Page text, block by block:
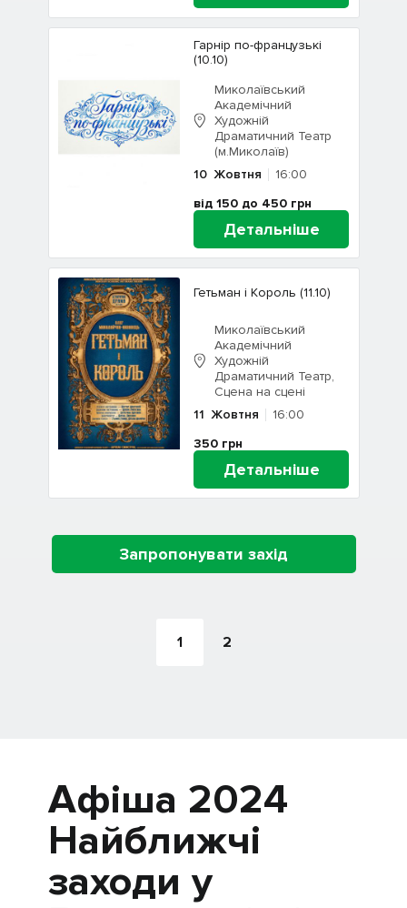
Гарнір по-французькі
(10.10)
Миколаївський
Академічний
Художній
Драматичний Театр
(м.Миколаїв)
10 Жовтня
16:00
від 150 до 450 грн
Детальніше
Гетьман і Король (11.10)
Миколаївський
Академічний
Художній
Драматичний Театр,
Сцена на сцені
11 Жовтня
16:00
350 грн
Детальніше
Запропонувати захід
1 2
Афіша 2024
Найближчі
заходи у